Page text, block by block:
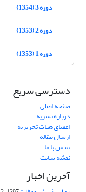
دوره 3 (1354)
دوره 2 (1353)
دوره 1 (1353)
دسترسی سریع
صفحه اصلی
درباره نشریه
اعضای هیات تحریریه
ارسال مقاله
تماس با ما
نقشه سایت
آخرین اخبار